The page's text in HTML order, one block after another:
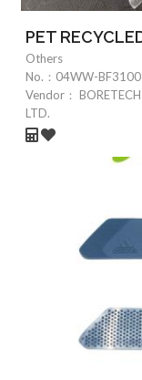
PET
Others
No.： 04WW-BF3100
Vendor：
LTD.